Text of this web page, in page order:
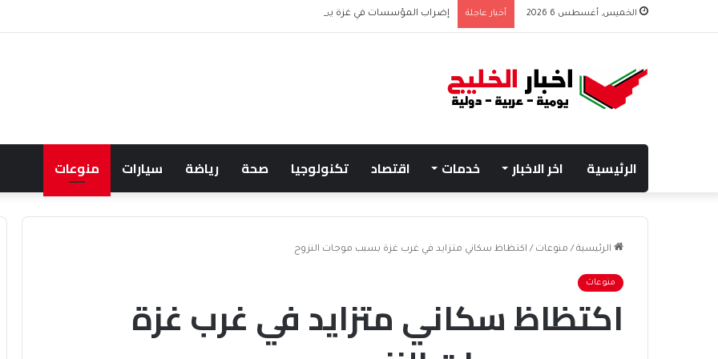
الخميس, أغسطس 6 2026 أخبار عاجلة إضراب المؤسسات في غزة يحرم 45 ألف موظف من الرواتب
الرئيسية اخر الاخبار خدمات اقتصاد تكنولوجيا صحة رياضة سيارات منوعات
الرئيسية / منوعات / اكتظاظ سكاني متزايد في غرب غزة بسبب موجات النزوح
منوعات
اكتظاظ سكاني متزايد في غرب غزة